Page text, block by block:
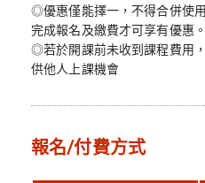
◎優惠僅能擇一，不得合併使
完成報名及繳費才可享有優惠。
◎若於開課前未收到課程費用
供他人上課機會
報名/付費方式